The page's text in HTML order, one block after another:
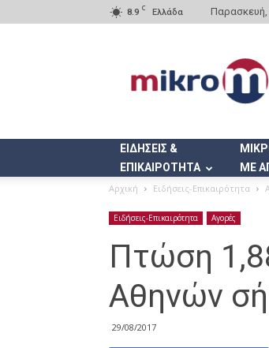
8.9 C Ελλάδα Παρασκευή,
ΕΙΔΗΣΕΙΣ &
ΕΠΙΚΑΙΡΟΤΗΤΑ
ΜΕ
Αρχική Ειδήσεις-Επικαιρότητα
Ειδήσεις-Επικαιρότητα Αγορές
Πτώση
Αθηνών
29/08/2017